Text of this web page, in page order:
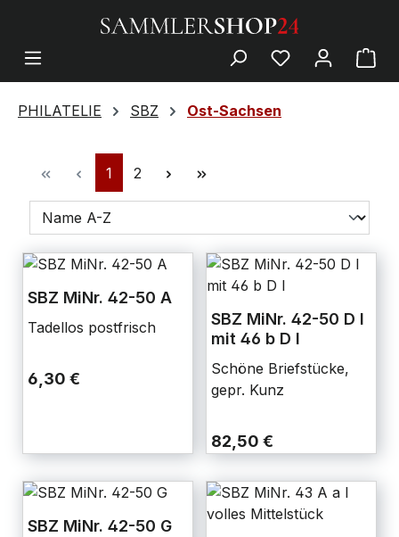
PHILATELIE SBZ Ost-Sachsen
1 2
SBZ MiNr. 42-50 A
Tadellos postfrisch
6,30 €
SBZ MiNr. 42-50 D I
mit 46 b D I
Schöne Briefstücke,
gepr. Kunz
82,50 €
SBZ MiNr. 42-50 G